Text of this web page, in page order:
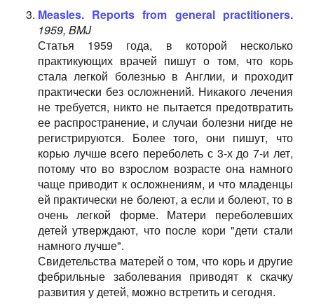
Measles. Reports from general practitioners.
1959, BMJ
Статья 1959 года, в которой несколько
практикующих врачей пишут о том, что корь
стала легкой болезнью в Англии, и проходит
практически без осложнений. Никакого лечения
не требуется, никто не пытается предотвратить
ее распространение, и случаи болезни нигде не
регистрируются. Более того, они пишут, что
корью лучше всего переболеть с 3-х до 7-и лет,
потому что во взрослом возрасте она намного
чаще приводит к осложнениям, и что младенцы
ей практически не болеют, а если и болеют, то в
очень легкой форме. Матери переболевших
детей утверждают, что после кори "дети стали
намного лучше".
Свидетельства матерей о том, что корь и другие
фебрильные заболевания приводят к скачку
развития у детей, можно встретить и сегодня.